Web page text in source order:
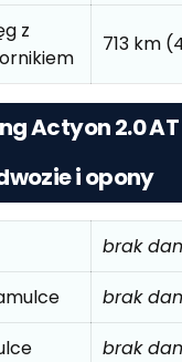
z
713 km
Actyon 2.0 AT
i opony
brak
brak
brak